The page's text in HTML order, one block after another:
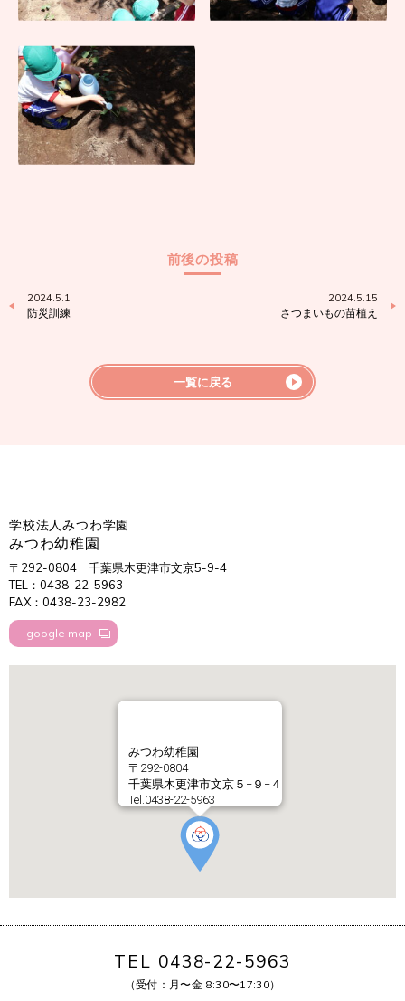
前後の投稿
2024.5.1
防災訓練
2024.5.15
さつまいもの苗植え
一覧に戻る
学校法人みつわ学園
みつわ幼稚園
〒292-0804
千葉県木更津市文京5-9-4
TEL：0438-22-5963
FAX：0438-23-2982
google map
みつわ幼稚園
〒292-0804
千葉県木更津市文京５−９−４
Tel.0438-22-5963
TEL 0438-22-5963
（受付：月〜金 8:30〜17:30）